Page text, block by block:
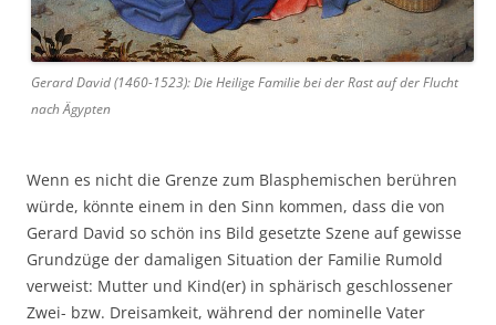
Gerard David (1460-1523): Die Heilige Familie bei der Rast auf der Flucht
nach Ägypten
Wenn es nicht die Grenze zum Blasphemischen berühren
würde, könnte einem in den Sinn kommen, dass die von
Gerard David so schön ins Bild gesetzte Szene auf gewisse
Grundzüge der damaligen Situation der Familie Rumold
verweist: Mutter und Kind(er) in sphärisch geschlossener
Zwei- bzw. Dreisamkeit, während der nominelle Vater